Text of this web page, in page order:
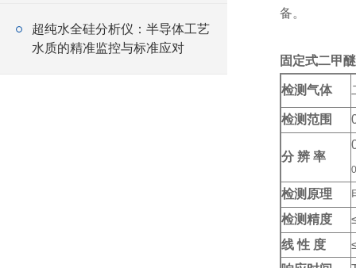
超纯水全硅分析仪：半导体工艺
水质的精准监控与标准应对
备。
固定式二甲
检测气体
检测范围
分 辨 率
检测原理
检测精度
线 性 度